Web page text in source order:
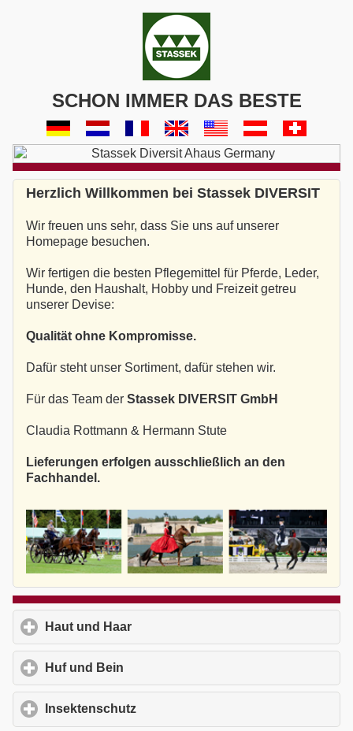
SCHON IMMER DAS BESTE
Herzlich Willkommen bei Stassek DIVERSIT
Wir freuen uns sehr, dass Sie uns auf unserer
Homepage besuchen.
Wir fertigen die besten Pflegemittel für Pferde, Leder,
Hunde, den Haushalt, Hobby und Freizeit getreu
unserer Devise:
Qualität ohne Kompromisse.
Dafür steht unser Sortiment, dafür stehen wir.
Für das Team der Stassek DIVERSIT GmbH
Claudia Rottmann & Hermann Stute
Lieferungen erfolgen ausschließlich an den
Fachhandel.
Haut und Haar
Huf und Bein
Insektenschutz